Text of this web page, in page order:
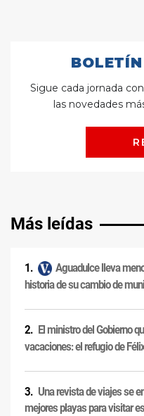
Más leídas
Aguadulce lleva
historia de su cambio de
El ministro del Gobierno
vacaciones: el refugio de
Una revista de viajes se
mejores playas para visitar